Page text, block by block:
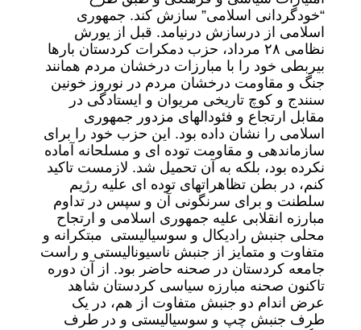
“خودگردانی اسلامی” سازش کند. جمهوری
اسلامی از درسازش درنیامد. قبل از یورش
نظامی ۲۸ مرداد، حزب دمکرات کردستان بارها
بیربطی خود را با مبارزات درخشان مردم همانند
جنگ و مقاومت درخشان مردم در نوروز خونین
سنندج و کوچ تاریخی مریوان و ایستادگی در
مقابل ارتجاع و فئودالهای مزدور جمهوری
اسلامی را نشان داده بود. این حزب خود را برای
سازماندهی و مقاومت توده ای و مسلحانه آماده
نکرده بود، بلکه به آن تحمیل شد. لازمست تاکید
کنم، در بطن تظاهراتهای توده ای علیه رژیم
سلطنت و برای سرنگونی آن و سپس در تداوم
مبارزه انقلابی علیه جمهوری اسلامی و ارتجاح
محلی جنبش رادیکال و سوسیالیستی مبتکرانه و
متفاوت و متمایز از جنبش ناسیونالیستی و راست
جامعه کردستان در صحنه حاضر بود. از آن دوره
تاکنون صحنه مبارزه سیاسی کردستان شاهد
عرض اندام دو جنبش متفاوت از هم، در یک
طرف جنبش چپ و سوسیالیستی و در طرف